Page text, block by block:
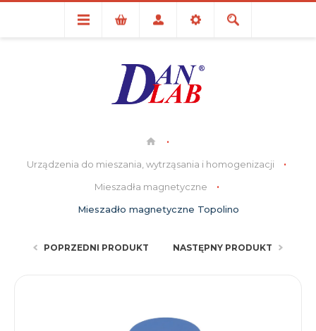
Urządzenia do mieszania, wytrząsania i homogenizacji
Mieszadła magnetyczne
Mieszadło magnetyczne Topolino
POPRZEDNI PRODUKT NASTĘPNY PRODUKT